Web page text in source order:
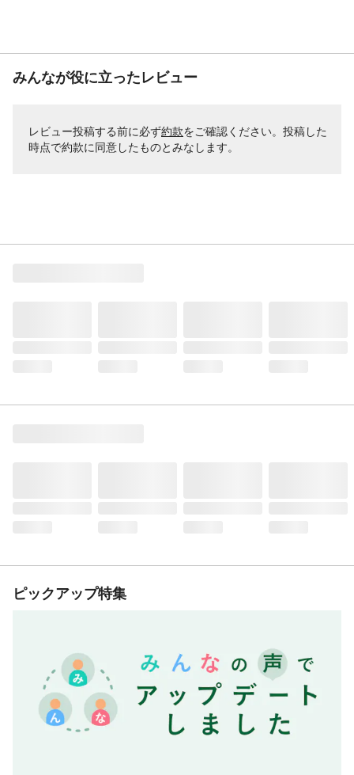
みんなが役に立ったレビュー
レビュー投稿する前に必ず約款をご確認ください。投稿した
時点で約款に同意したものとみなします。
ピックアップ特集